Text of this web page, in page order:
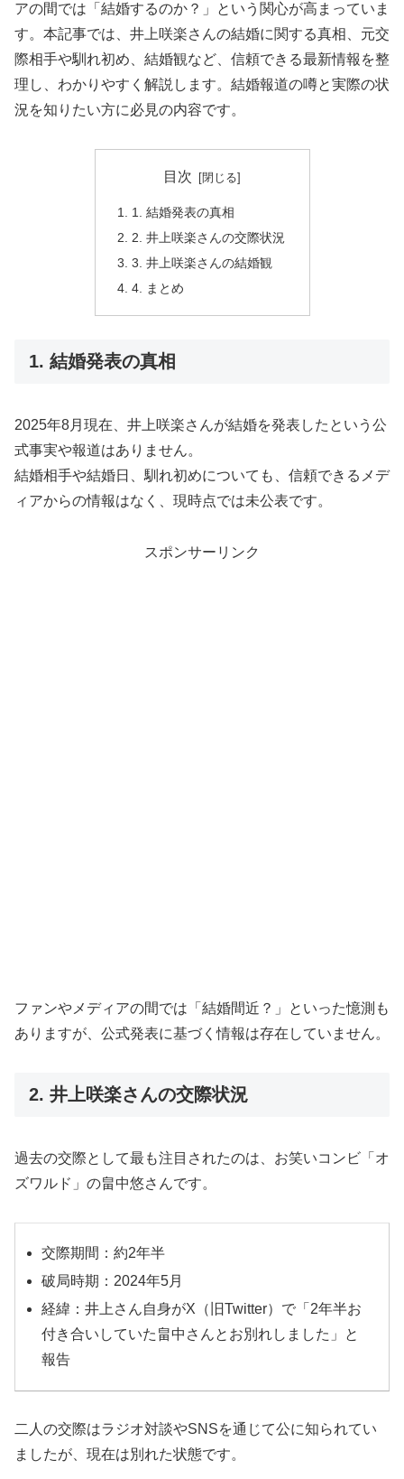
アの間では「結婚するのか？」という関心が高まっていま
す。本記事では、井上咲楽さんの結婚に関する真相、元交
際相手や馴れ初め、結婚観など、信頼できる最新情報を整
理し、わかりやすく解説します。結婚報道の噂と実際の状
況を知りたい方に必見の内容です。
目次
1. 結婚発表の真相
2. 井上咲楽さんの交際状況
3. 井上咲楽さんの結婚観
4. まとめ
1. 結婚発表の真相
2025年8月現在、井上咲楽さんが結婚を発表したという公
式事実や報道はありません。
結婚相手や結婚日、馴れ初めについても、信頼できるメデ
ィアからの情報はなく、現時点では未公表です。
スポンサーリンク
ファンやメディアの間では「結婚間近？」といった憶測も
ありますが、公式発表に基づく情報は存在していません。
2. 井上咲楽さんの交際状況
過去の交際として最も注目されたのは、お笑いコンビ「オ
ズワルド」の畠中悠さんです。
交際期間：約2年半
破局時期：2024年5月
経緯：井上さん自身がX（旧Twitter）で「2年半お
付き合いしていた畠中さんとお別れしました」と
報告
二人の交際はラジオ対談やSNSを通じて公に知られてい
ましたが、現在は別れた状態です。